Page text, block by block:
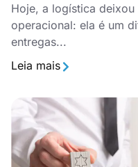
Hoje, a logística
operacional: ela é um
entregas...
Leia mais